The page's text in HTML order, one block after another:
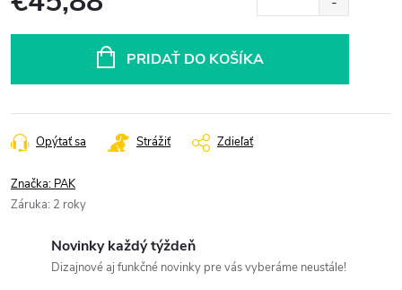
PRIDAŤ DO KOŠÍKA
Opýtať sa Strážiť Zdieľať
Značka: PAK
Záruka: 2 roky
Novinky každý týždeň
Dizajnové aj funkčné novinky pre vás vyberáme neustále!